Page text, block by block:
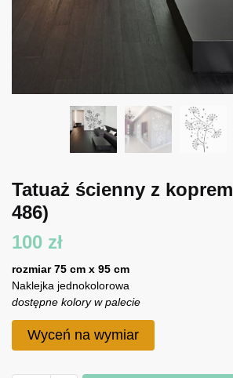
Tatuaż ścienny z koprem
486)
100 zł
rozmiar 75 cm x 95 cm
Naklejka jednokolorowa
dostępne kolory w palecie
Wyceń na wymiar